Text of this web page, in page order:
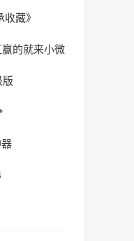
藏》
的就来小微
版